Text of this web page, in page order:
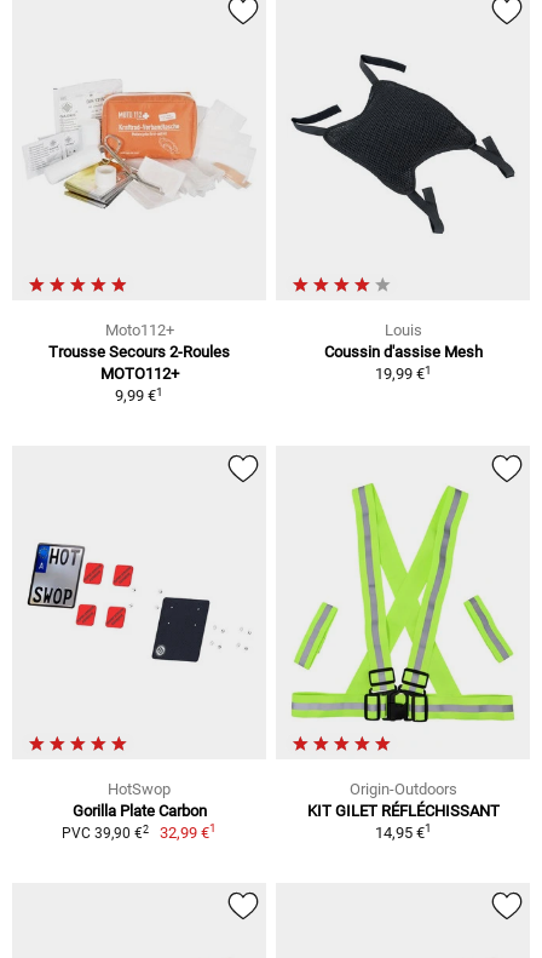
Moto112+
Trousse Secours 2-Roules
MOTO112+
9,99 €1
Louis
Coussin d'assise Mesh
19,99 €1
HotSwop
Gorilla Plate Carbon
PVC 39,90 €2 32,99 €1
Origin-Outdoors
KIT GILET RÉFLÉCHISSANT
14,95 €1